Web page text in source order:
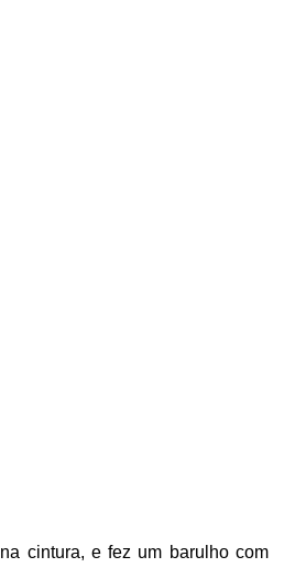
cintura, e fez um barulho com